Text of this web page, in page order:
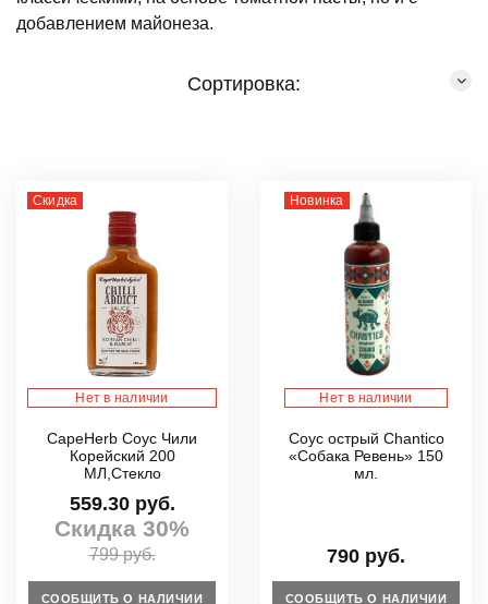
добавлением майонеза.
Сортировка:
Скидка
Нет в наличии
CapeHerb Соус Чили
Корейский 200
МЛ,Стекло
559.30 руб.
Скидка 30%
799 руб.
СООБЩИТЬ О НАЛИЧИИ
Новинка
Нет в наличии
Соус острый Chantico
«Собака Ревень» 150
мл.
790 руб.
СООБЩИТЬ О НАЛИЧИИ